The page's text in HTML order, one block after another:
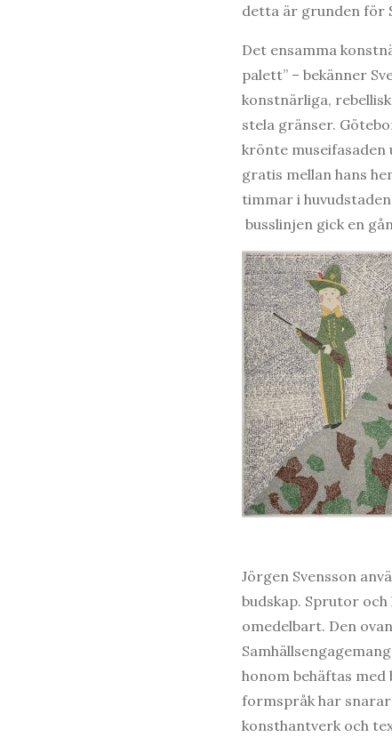
detta är grunden för
Det ensamma
palett” – bekänner
konstnärliga,
stela gränser.
krönte
gratis mellan hans
timmar i
busslinjen gick en
Jörgen Svensson
budskap. Sprutor
omedelbart. Den
honom behäftas
formspråk har
konsthantverk och